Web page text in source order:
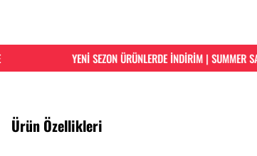
YENİ SEZON ÜRÜNLERDE İNDİRİM | SUMMER SALE
Ürün Özellikleri